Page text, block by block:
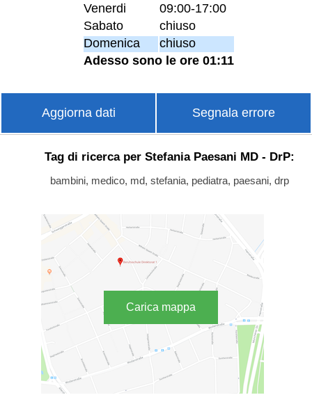
Venerdi
09:00-17:00
Sabato
chiuso
Domenica
chiuso
Adesso sono le ore 01:11
Aggiorna dati Segnala errore
Tag di ricerca per Stefania Paesani MD - DrP:
bambini, medico, md, stefania, pediatra, paesani, drp
Carica mappa